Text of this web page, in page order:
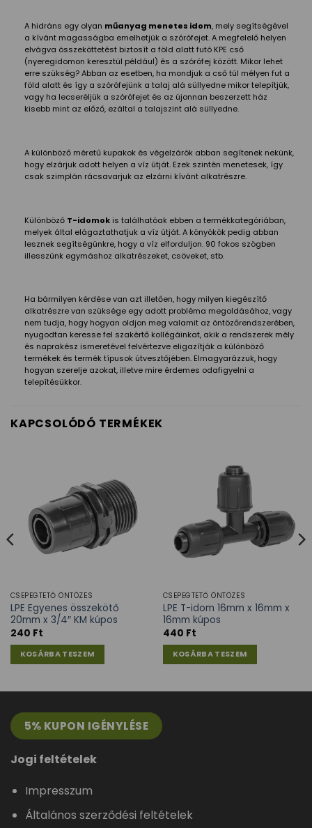
A hidráns egy olyan műanyag menetes idom, mely segítségével
a kívánt magasságba emelhetjük a szórófejet. A megfelelő helyen
elvágva összeköttetést biztosít a föld alatt futó KPE cső
(nyeregidomon keresztül például) és a szórófej között. Mikor lehet
erre szükség? Abban az esetben, ha mondjuk a cső túl mélyen fut a
föld alatt és így a szórófejünk a talaj alá süllyedne mikor telepítjük,
vagy ha lecseréljük a szórófejet és az újonnan beszerzett ház
kisebb mint az előző, ezáltal a talajszint alá süllyedne.
A különböző méretű kupakok és végelzárók abban segítenek nekünk,
hogy elzárjuk adott helyen a víz útját. Ezek szintén menetesek, így
csak szimplán rácsavarjuk az elzárni kívánt alkatrészre.
Különböző T-idomok is találhatóak ebben a termékkategóriában,
melyek által elágaztathatjuk a víz útját. A könyökök pedig abban
lesznek segítségünkre, hogy a víz elforduljon. 90 fokos szögben
illesszünk egymáshoz alkatrészeket, csöveket, stb.
Ha bármilyen kérdése van azt illetően, hogy milyen kiegészítő
alkatrészre van szüksége egy adott probléma megoldásához, vagy
nem tudja, hogy hogyan oldjon meg valamit az öntözőrendszerében,
nyugodtan keresse fel szakértő kollégáinkat, akik a rendszerek mély
és naprakész ismeretével felvértezve eligazítják a különböző
termékek és termék típusok útvesztőjében. Elmagyarázzuk, hogy
hogyan szerelje azokat, illetve mire érdemes odafigyelni a
telepítésükkor.
KAPCSOLÓDÓ TERMÉKEK
CSEPEGTETŐ ÖNTÖZÉS
LPE Egyenes összekötő
20mm x 3/4″ KM kúpos
240 Ft
KOSÁRBA TESZEM
CSEPEGTETŐ ÖNTÖZÉS
LPE T-idom 16mm x 16mm x
16mm kúpos
440 Ft
KOSÁRBA TESZEM
5% KUPON IGÉNYLÉSE
Jogi feltételek
Impresszum
Általános szerződési feltételek